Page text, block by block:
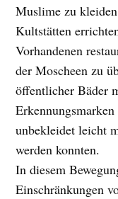
Muslime zu
Kultstätten
Vorhandenen
der Moscheen zu
öffentlicher Bäder
unbekleidet leicht
werden konnten.
In diesem
Einschränkungen